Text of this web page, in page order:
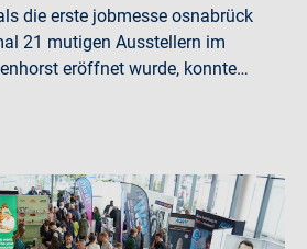
die erste jobmesse osnabrück
21 mutigen Ausstellern im
eröffnet wurde, konnte…